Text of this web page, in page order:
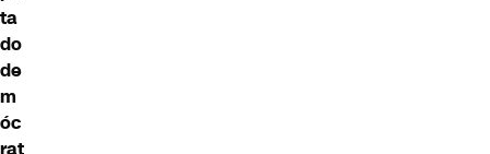
ta
do
de
m
óc
rat